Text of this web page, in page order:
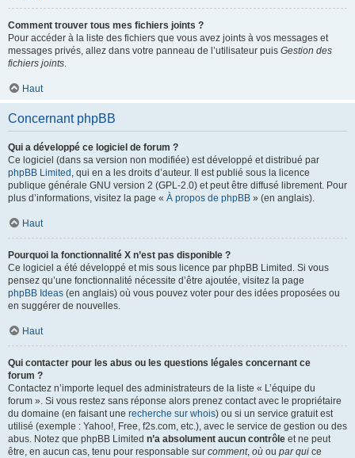
Comment trouver tous mes fichiers joints ?
Pour accéder à la liste des fichiers que vous avez joints à vos messages et
messages privés, allez dans votre panneau de l’utilisateur puis Gestion des
fichiers joints.
Haut
Concernant phpBB
Qui a développé ce logiciel de forum ?
Ce logiciel (dans sa version non modifiée) est développé et distribué par
phpBB Limited , qui en a les droits d’auteur. Il est publié sous la licence
publique générale GNU version 2 (GPL-2.0) et peut être diffusé librement. Pour
plus d’informations, visitez la page « À propos de phpBB » (en anglais).
Haut
Pourquoi la fonctionnalité X n’est pas disponible ?
Ce logiciel a été développé et mis sous licence par phpBB Limited. Si vous
pensez qu’une fonctionnalité nécessite d’être ajoutée, visitez la page
phpBB Ideas (en anglais) où vous pouvez voter pour des idées proposées ou
en suggérer de nouvelles.
Haut
Qui contacter pour les abus ou les questions légales concernant ce
forum ?
Contactez n’importe lequel des administrateurs de la liste « L’équipe du
forum ». Si vous restez sans réponse alors prenez contact avec le propriétaire
du domaine (en faisant une recherche sur whois) ou si un service gratuit est
utilisé (exemple : Yahoo!, Free, f2s.com, etc.), avec le service de gestion ou des
abus. Notez que phpBB Limited n’a absolument aucun contrôle et ne peut
être, en aucun cas, tenu pour responsable sur comment, où ou par qui ce